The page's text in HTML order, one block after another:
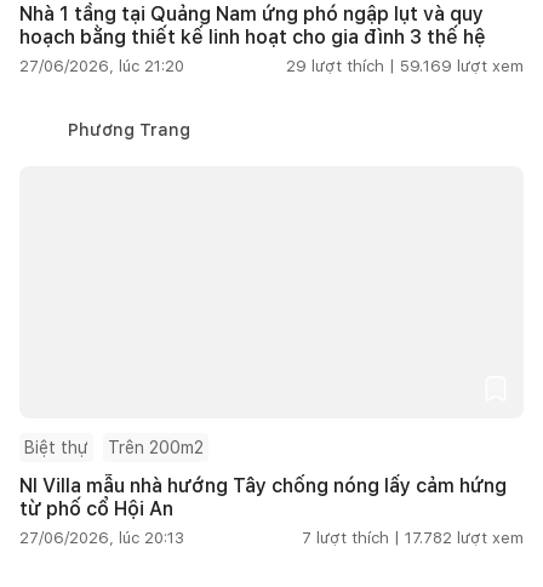
Nhà 1 tầng tại Quảng Nam ứng phó ngập lụt và quy
hoạch bằng thiết kế linh hoạt cho gia đình 3 thế hệ
27/06/2026, lúc 21:20 29 lượt thích | 59.169 lượt xem
Phương Trang
Biệt thự Trên 200m2
NI Villa mẫu nhà hướng Tây chống nóng lấy cảm hứng
từ phố cổ Hội An
27/06/2026, lúc 20:13 7 lượt thích | 17.782 lượt xem